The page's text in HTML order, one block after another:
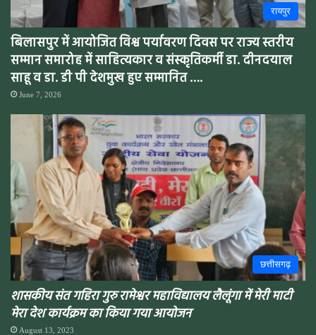
रायपुर
बिलासपुर में आयोजित विश्व पर्यावरण दिवस पर राज्य स्तरीय
सम्मान समारोह में साहित्यकार व संस्कृतिकर्मी डा. दीनदयाल
साहू व डा. डी पी देशमुख हुए सम्मानित ….
June 7, 2026
छत्तीसगढ़
शासकीय संत गहिरा गुरु रामेश्वर महाविद्यालय लैलूंगा मेंमेरी माटी
मेरा देशकार्यक्रम का किया गया आयोजन
August 13, 2023